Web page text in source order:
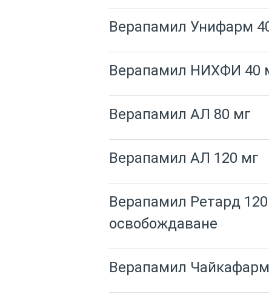
Верапамил Унифарм
Верапамил НИХФИ 40
Верапамил АЛ 80 мг
Верапамил АЛ 120 мг
Верапамил Ретард
освобождаване
Верапамил